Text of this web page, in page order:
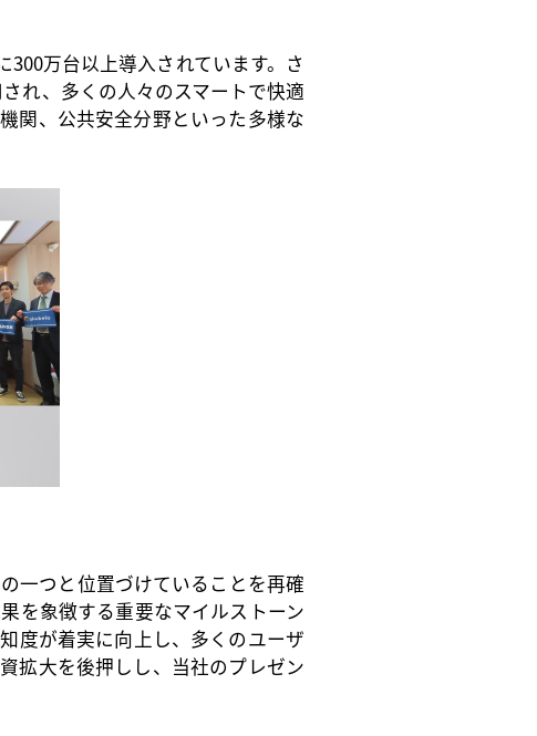
万台以上導入されています。さ
れ、多くの人々のスマートで快適
関、公共安全分野といった多様な
一つと位置づけていることを再確
を象徴する重要なマイルストーン
度が着実に向上し、多くのユーザ
拡大を後押しし、当社のプレゼン